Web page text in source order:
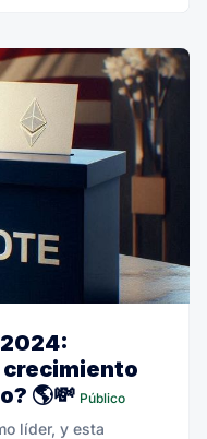
2024:
crecimiento
🌎💸 Público
líder, y esta